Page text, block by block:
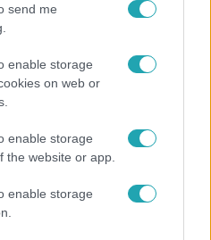
send me
enable storage
on web or
enable storage
the website or app.
enable storage
Viktor miniszterelnök pedig
Veszprémben tart